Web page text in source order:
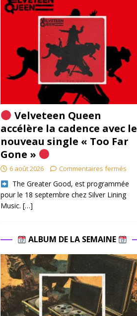
Velveteen Queen
accélère la cadence avec le
nouveau single « Too Far
Gone »
6 août 2026 Commentaires fermés
​ The Greater Good, est programmée
pour le 18 septembre chez Silver Lining
Music. […]
ALBUM DE LA SEMAINE